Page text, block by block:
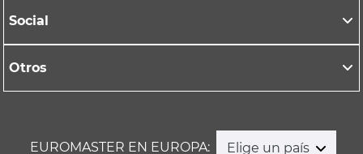
Social
Otros
EUROMASTER EN EUROPA: Elige un país